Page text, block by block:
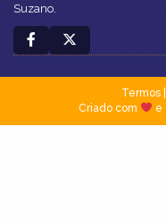
Suzano.
Termos|
Criado com
e